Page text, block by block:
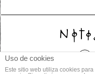
Uso de cookies
Este sitio web utiliza cookies